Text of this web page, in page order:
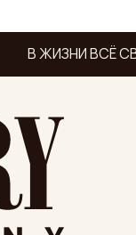
В ЖИЗНИ ВСЁ